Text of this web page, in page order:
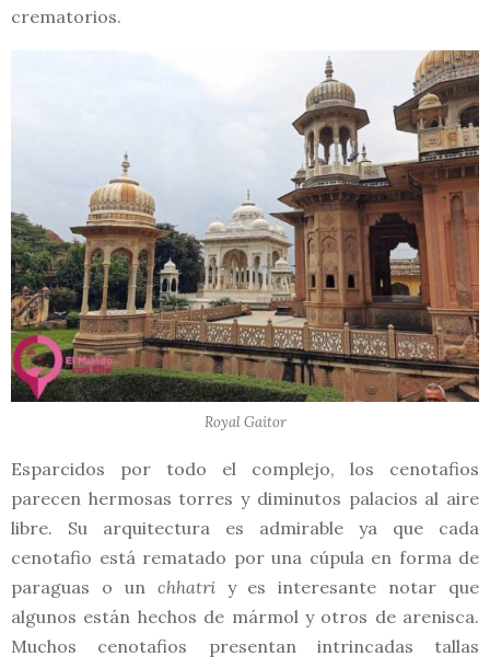
crematorios.
Royal Gaitor
Esparcidos por todo el complejo, los cenotafios
parecen hermosas torres y diminutos palacios al aire
libre. Su arquitectura es admirable ya que cada
cenotafio está rematado por una cúpula en forma de
paraguas o un chhatriy es interesante notar que
algunos están hechos de mármol y otros de arenisca.
Muchos cenotafios presentan intrincadas tallas